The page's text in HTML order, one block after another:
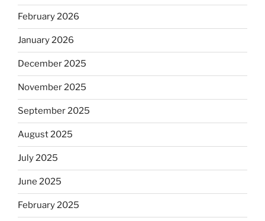
February 2026
January 2026
December 2025
November 2025
September 2025
August 2025
July 2025
June 2025
February 2025